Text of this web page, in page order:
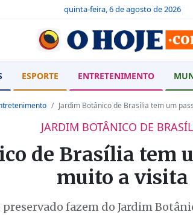
quinta-feira, 6 de agosto de 2026
ESPORTE ENTRETENIMENTO
Jardim Botânico de Brasília tem um
JARDIM BOTÂNICO DE
de Brasília tem
muito a visita
fazem do Jardim